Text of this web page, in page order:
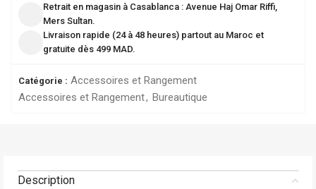
Retrait en magasin à Casablanca : Avenue Haj Omar Riffi,
Mers Sultan.
Livraison rapide (24 à 48 heures) partout au Maroc et
gratuite dès 499 MAD.
Catégorie : Accessoires et Rangement
Accessoires et Rangement, Bureautique
Description